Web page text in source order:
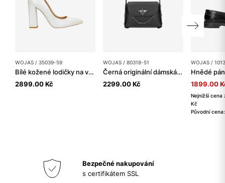
WOJAS / 35039-59
Bílé kožené lodičky na vysokém podpatku s perleťovým leskem
2899.00 Kč
WOJAS / 80318-51
Černá originální dámská večerní kabelka
2299.00 Kč
WOJAS /
1899.00
Nejnižší cena
Kč
Původní
Bezpečné nakupování
s certifikátem SSL